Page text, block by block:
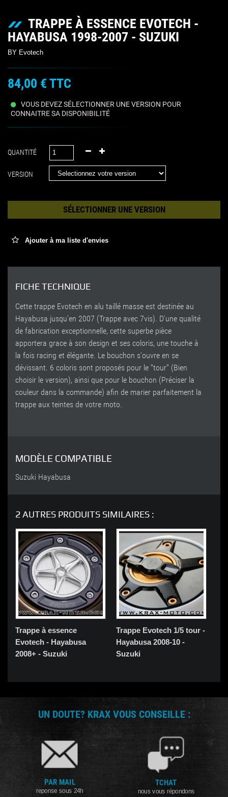
TRAPPE À ESSENCE EVOTECH -
HAYABUSA 1998-2007 - SUZUKI
BY Evotech
84,00 € TTC
VOUS DEVEZ SÉLECTIONNER UNE VERSION POUR
CONNAITRE SA DISPONIBILITÉ
QUANTITÉ
SÉLECTIONNER UNE VERSION
Ajouter à ma liste d'envies
FICHE TECHNIQUE
Cette trappe Evotech en alu taillé masse est destinée au
Hayabusa jusqu'en 2007 (Trappe avec 7vis). D'une qualité
de fabrication exceptionnelle, cette superbe pièce
apportera grace à son design et ses coloris, une touche à
la fois racing et élégante. Le bouchon s'ouvre en se
dévissant. 6 coloris sont proposés pour le "tour" (Bien
choisir le version), ainsi que pour le bouchon (Préciser la
couleur dans la commande) afin de marier parfaitement la
trappe aux teintes de votre moto.
MODÈLE COMPATIBLE
Suzuki Hayabusa
2 AUTRES PRODUITS SIMILAIRES :
Trappe à essence
Evotech - Hayabusa
2008+ - Suzuki
Trappe Evotech 1/5 tour -
Hayabusa 2008-10 -
Suzuki
UN DOUTE? KRAX VOUS CONSEILLE :
PAR MAIL
reponse sous 24h
TCHAT
nous vous répondons